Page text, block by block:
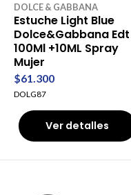
DOLCE & GABBANA
Estuche Light Blue
Dolce&Gabbana Edt
100Ml +10ML Spray
Mujer
$61.300
DOLG87
Ver detalles